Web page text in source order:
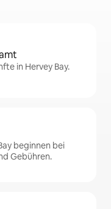
in Hervey Bay.
beginnen bei
Gebühren.